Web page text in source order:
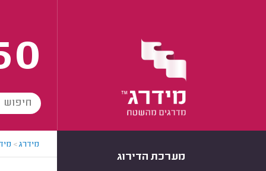
מערכת הדירוג
מידרג>